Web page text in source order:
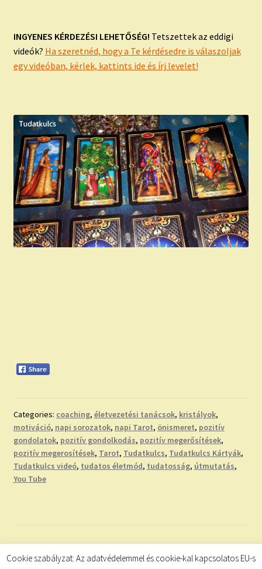
INGYENES KÉRDEZÉSI LEHETŐSÉG! Tetszettek az eddigi
videók? Ha szeretnéd, hogy a Te kérdésedre is válaszoljak
egy videóban, kérlek, kattints ide és írj levelet!
Categories: coaching, életvezetési tanácsok, kristályok,
motiváció, napi sorozatok, napi Tarot, önismeret, pozitív
gondolatok, pozitív gondolkodás, pozitív megerősítések,
pozitív megerosítések, Tarot, Tudatkulcs, Tudatkulcs Kártyák,
Tudatkulcs videó, tudatos életmód, tudatosság, útmutatás,
You Tube
Bejegyzések
Előző 1 … 10 11
Cookie szabályzat: Az adatvédelemmel és cookie-kal kapcsolatos EU-s